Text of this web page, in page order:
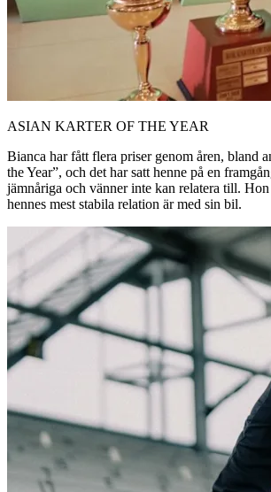
ASIAN KARTER OF THE YEAR
Bianca har fått flera priser genom åren, bland
the Year”, och det har satt henne på en
jämnåriga och vänner inte kan relatera till.
hennes mest stabila relation är med sin bil.